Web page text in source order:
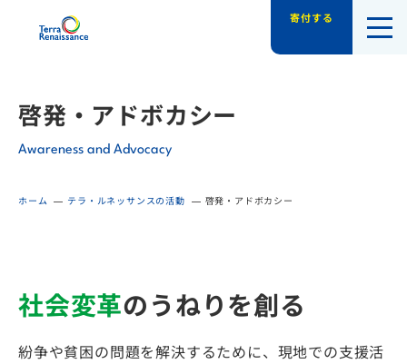
認定NPO法人テラ・ルネッサンス（平和
寄付する
啓発・アドボカシー
Awareness and Advocacy
ホーム テラ・ルネッサンスの活動 啓発・アドボカシー
社会変革のうねりを創る
紛争や貧困の問題を解決するために、現地での支援活